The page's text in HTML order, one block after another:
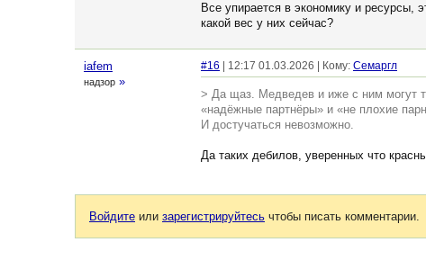
Все упирается в экономику и ресурсы,
какой вес у них сейчас?
iafem
надзор »
#16 | 12:17 01.03.2026 | Кому: Семаргл
> Да щаз. Медведев и иже с ним могут
«надёжные партнёры» и «не плохие
И достучаться невозможно.
Да таких дебилов, уверенных что
Войдите или зарегистрируйтесь чтобы писать комментарии.